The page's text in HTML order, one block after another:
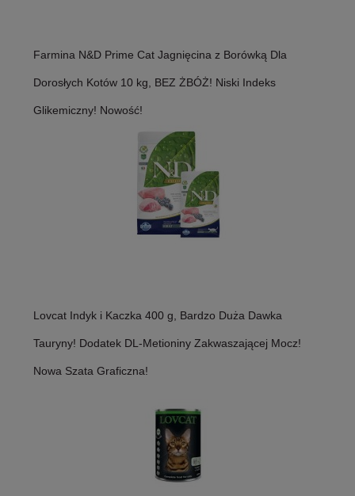
Farmina N&D Prime Cat Jagnięcina z Borówką Dla
Dorosłych Kotów 10 kg, BEZ ŻBÓŻ! Niski Indeks
Glikemiczny! Nowość!
Lovcat Indyk i Kaczka 400 g, Bardzo Duża Dawka
Tauryny! Dodatek DL-Metioniny Zakwaszającej Mocz!
Nowa Szata Graficzna!